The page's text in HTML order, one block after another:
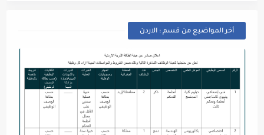
أخر المواضيع من قسم : الاردن